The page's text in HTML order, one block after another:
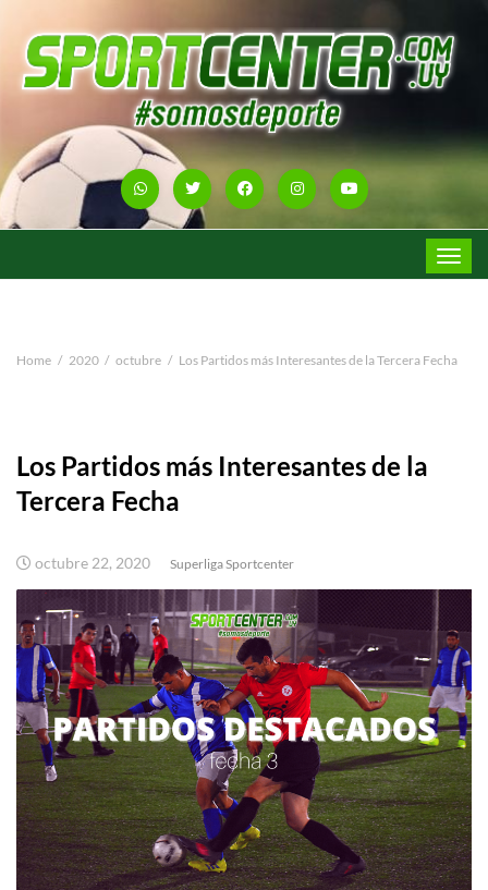
Toggle
Home 2020 octubre Los Partidos más Interesantes de la Tercera Fecha
Los Partidos más Interesantes de la
Tercera Fecha
octubre 22, 2020 Superliga Sportcenter